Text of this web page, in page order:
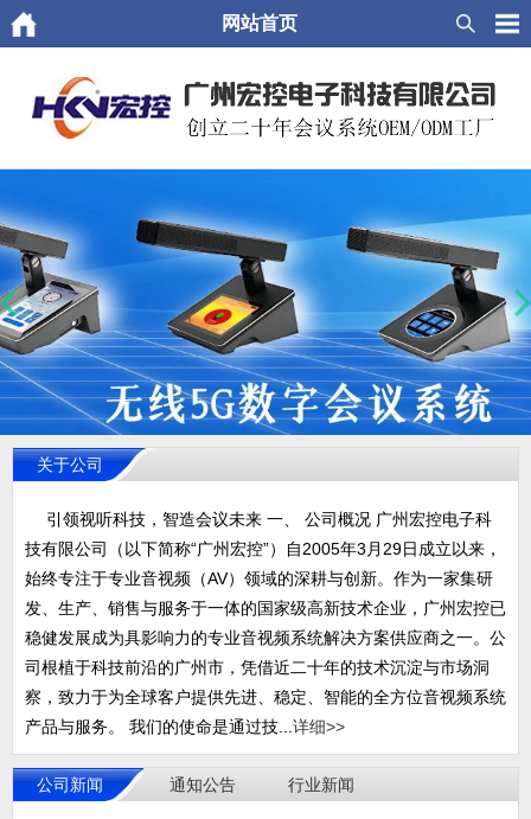
网站首页
关于公司
引领视听科技，智造会议未来 一、 公司概况 广州宏控电子科
技有限公司（以下简称“广州宏控”）自2005年3月29日成立以来，
始终专注于专业音视频（AV）领域的深耕与创新。作为一家集研
发、生产、销售与服务于一体的国家级高新技术企业，广州宏控已
稳健发展成为具影响力的专业音视频系统解决方案供应商之一。公
司根植于科技前沿的广州市，凭借近二十年的技术沉淀与市场洞
察，致力于为全球客户提供先进、稳定、智能的全方位音视频系统
产品与服务。 我们的使命是通过技... 详细>>
公司新闻 通知公告 行业新闻